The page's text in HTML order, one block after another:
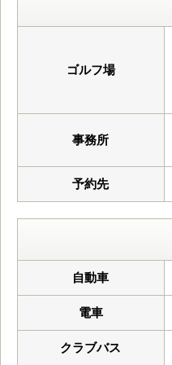
ゴルフ場
事務所
予約先
自動車
電車
クラブバス